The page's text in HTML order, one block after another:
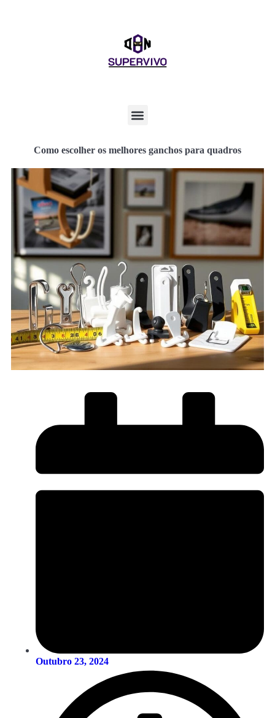
Como escolher os melhores ganchos para quadros
Outubro 23, 2024